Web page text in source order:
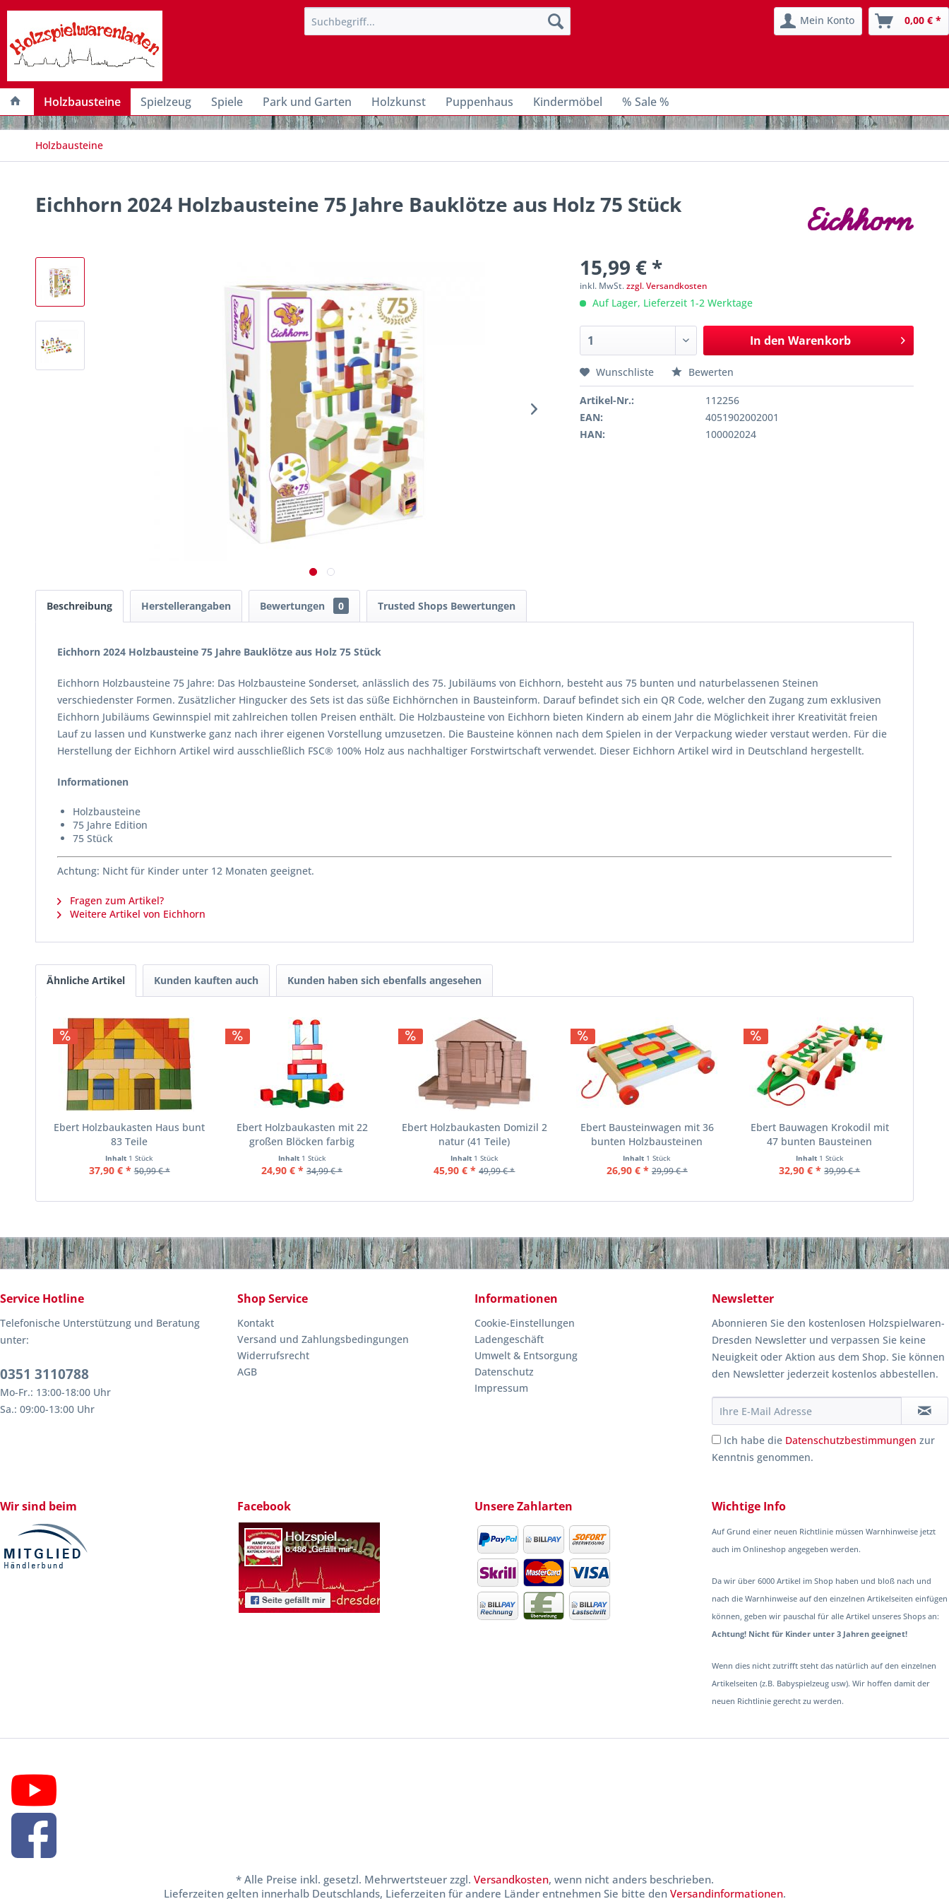
Mein Konto 0,00 € *
Holzbausteine Spielzeug Spiele Park und Garten Holzkunst Puppenhaus Kindermöbel % Sale %
Holzbausteine
Eichhorn 2024 Holzbausteine 75 Jahre Bauklötze aus Holz 75 Stück
15,99 € *
inkl. MwSt.zzgl. Versandkosten
Auf Lager, Lieferzeit 1-2 Werktage
In den Warenkorb
Wunschliste Bewerten
Artikel-Nr.:
112256
EAN:
4051902002001
HAN:
100002024
Beschreibung Herstellerangaben Bewertungen 0 Trusted Shops Bewertungen
Eichhorn 2024 Holzbausteine 75 Jahre Bauklötze aus Holz 75 Stück
Eichhorn Holzbausteine 75 Jahre: Das Holzbausteine Sonderset, anlässlich des 75. Jubiläums von Eichhorn, besteht aus 75 bunten und naturbelassenen Steinen
verschiedenster Formen. Zusätzlicher Hingucker des Sets ist das süße Eichhörnchen in Bausteinform. Darauf befindet sich ein QR Code, welcher den Zugang zum exklusiven
Eichhorn Jubiläums Gewinnspiel mit zahlreichen tollen Preisen enthält. Die Holzbausteine von Eichhorn bieten Kindern ab einem Jahr die Möglichkeit ihrer Kreativität freien
Lauf zu lassen und Kunstwerke ganz nach ihrer eigenen Vorstellung umzusetzen. Die Bausteine können nach dem Spielen in der Verpackung wieder verstaut werden. Für die
Herstellung der Eichhorn Artikel wird ausschließlich FSC® 100% Holz aus nachhaltiger Forstwirtschaft verwendet. Dieser Eichhorn Artikel wird in Deutschland hergestellt.
Informationen
Holzbausteine
75 Jahre Edition
75 Stück
Achtung: Nicht für Kinder unter 12 Monaten geeignet.
Fragen zum Artikel?
Weitere Artikel von Eichhorn
Ähnliche Artikel Kunden kauften auch Kunden haben sich ebenfalls angesehen
Ebert Holzbaukasten Haus bunt
83 Teile
Inhalt 1 Stück
37,90 € * 50,99 € *
Ebert Holzbaukasten mit 22
großen Blöcken farbig
Inhalt 1 Stück
24,90 € * 34,99 € *
Ebert Holzbaukasten Domizil 2
natur (41 Teile)
Inhalt 1 Stück
45,90 € * 49,99 € *
Ebert Bausteinwagen mit 36
bunten Holzbausteinen
Inhalt 1 Stück
26,90 € * 29,99 € *
Ebert Bauwagen Krokodil mit
47 bunten Bausteinen
Inhalt 1 Stück
32,90 € * 39,99 € *
Service Hotline
Telefonische Unterstützung und Beratung
unter:
0351 3110788
Mo-Fr.: 13:00-18:00 Uhr
Sa.: 09:00-13:00 Uhr
Shop Service
Kontakt
Versand und Zahlungsbedingungen
Widerrufsrecht
AGB
Informationen
Cookie-Einstellungen
Ladengeschäft
Umwelt & Entsorgung
Datenschutz
Impressum
Newsletter
Abonnieren Sie den kostenlosen Holzspielwaren-
Dresden Newsletter und verpassen Sie keine
Neuigkeit oder Aktion aus dem Shop. Sie können
den Newsletter jederzeit kostenlos abbestellen.
Ich habe die Datenschutzbestimmungen zur
Kenntnis genommen.
Wir sind beim Facebook Unsere Zahlarten Wichtige Info
Auf Grund einer neuen Richtlinie müssen Warnhinweise jetzt
auch im Onlineshop angegeben werden.
Da wir über 6000 Artikel im Shop haben und bloß nach und
nach die Warnhinweise auf den einzelnen Artikelseiten einfügen
können, geben wir pauschal für alle Artikel unseres Shops an:
Achtung! Nicht für Kinder unter 3 Jahren geeignet!
Wenn dies nicht zutrifft steht das natürlich auf den einzelnen
Artikelseiten (z.B. Babyspielzeug usw). Wir hoffen damit der
neuen Richtlinie gerecht zu werden.
* Alle Preise inkl. gesetzl. Mehrwertsteuer zzgl. Versandkosten, wenn nicht anders beschrieben.
Lieferzeiten gelten innerhalb Deutschlands, Lieferzeiten für andere Länder entnehmen Sie bitte den Versandinformationen.